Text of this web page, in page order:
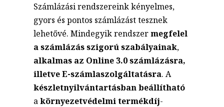
Számlázási rendszereink kényelmes,
gyors és pontos számlázást tesznek
lehetővé. Mindegyik rendszermegfelel
a számlázás szigorú szabályainak,
alkalmas az Online 3.0 számlázásra,
illetve E-számlaszolgáltatásra. A
készletnyilvántartásban beállítható
akörnyezetvédelmi termékdíj-